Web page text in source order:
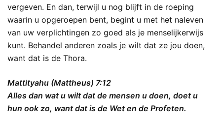
vergeven. En dan, terwijl u nog blijft in de roeping
waarin u opgeroepen bent, begint u met het naleven
van uw verplichtingen zo goed als je menselijkerwijs
kunt. Behandel anderen zoals je wilt dat ze jou doen,
want dat is de Thora.
Mattityahu (Mattheus) 7:12
Alles dan wat u wilt dat de mensen u doen, doet u
hun ook zo, want dat is de Wet en de Profeten.